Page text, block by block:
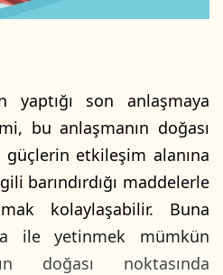
m
yaptığı son anlaşmaya
bu anlaşmanın doğası
etkileşim alanına
barındırdığı maddelerle
kolaylaşabilir. Buna
ile yetinmek mümkün
doğası noktasında